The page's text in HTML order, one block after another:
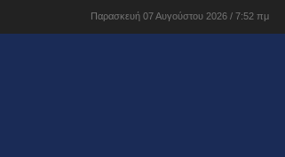
Παρασκευή 07 Αυγούστου 2026 / 7:52 πμ